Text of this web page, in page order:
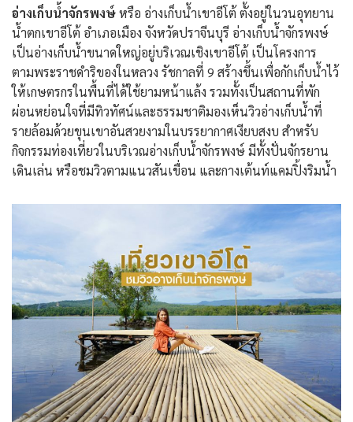
อ่างเก็บน้ำจักรพงษ์หรือ อ่างเก็บน้ำเขาอีโต้ ตั้งอยู่ในวนอุทยาน
น้ำตกเขาอีโต้ อำเภอเมือง จังหวัดปราจีนบุรี อ่างเก็บน้ำจักรพงษ์
เป็นอ่างเก็บน้ำขนาดใหญ่อยู่บริเวณเชิงเขาอีโต้ เป็นโครงการ
ตามพระราชดำริของในหลวง รัชกาลที่ 9 สร้างขึ้นเพื่อกักเก็บน้ำไว้
ให้เกษตรกรในพื้นที่ได้ใช้ยามหน้าแล้ง รวมทั้งเป็นสถานที่พัก
ผ่อนหย่อนใจที่มีทิวทัศน์และธรรมชาติมองเห็นวิวอ่างเก็บน้ำที่
รายล้อมด้วยขุนเขาอันสวยงามในบรรยากาศเงียบสงบ สำหรับ
กิจกรรมท่องเที่ยวในบริเวณอ่างเก็บน้ำจักรพงษ์ มีทั้งปั่นจักรยาน
เดินเล่น หรือชมวิวตามแนวสันเขื่อน และกางเต้นท์แคมปิ้งริมน้ำ